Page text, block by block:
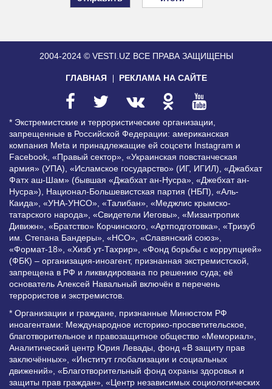
2004-2024 © VESTI.UZ ВСЕ ПРАВА ЗАЩИЩЕНЫ
ГЛАВНАЯ РЕКЛАМА НА САЙТЕ
* Экстремистские и террористические организации,
запрещенные в Российской Федерации: американская
компания Meta и принадлежащие ей соцсети Instagram и
Facebook, «Правый сектор», «Украинская повстанческая
армия» (УПА), «Исламское государство» (ИГ, ИГИЛ), «Джабхат
Фатх аш-Шам» (бывшая «Джабхат ан-Нусра», «Джебхат ан-
Нусра»), Национал-Большевистская партия (НБП), «Аль-
Каида», «УНА-УНСО», «Талибан», «Меджлис крымско-
татарского народа», «Свидетели Иеговы», «Мизантропик
Дивижн», «Братство» Корчинского, «Артподготовка», «Тризуб
им. Степана Бандеры», «НСО», «Славянский союз»,
«Формат-18», «Хизб ут-Тахрир», «Фонд борьбы с коррупцией»
(ФБК) – организация-иноагент, признанная экстремистской,
запрещена в РФ и ликвидирована по решению суда; её
основатель Алексей Навальный включён в перечень
террористов и экстремистов.
* Организации и граждане, признанные Минюстом РФ
иноагентами: Международное историко-просветительское,
благотворительное и правозащитное общество «Мемориал»,
Аналитический центр Юрия Левады, фонд «В защиту прав
заключённых», «Институт глобализации и социальных
движений», «Благотворительный фонд охраны здоровья и
защиты прав граждан», «Центр независимых социологических